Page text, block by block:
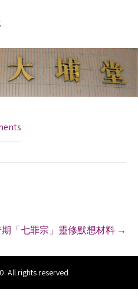
期「七罪宗」靈修默想材料 →
All rights reserved